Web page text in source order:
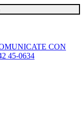
CON
45-0634